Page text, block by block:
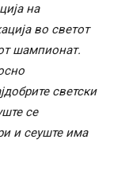
на
во светот
шампионат.
светски
се
и сеуште има